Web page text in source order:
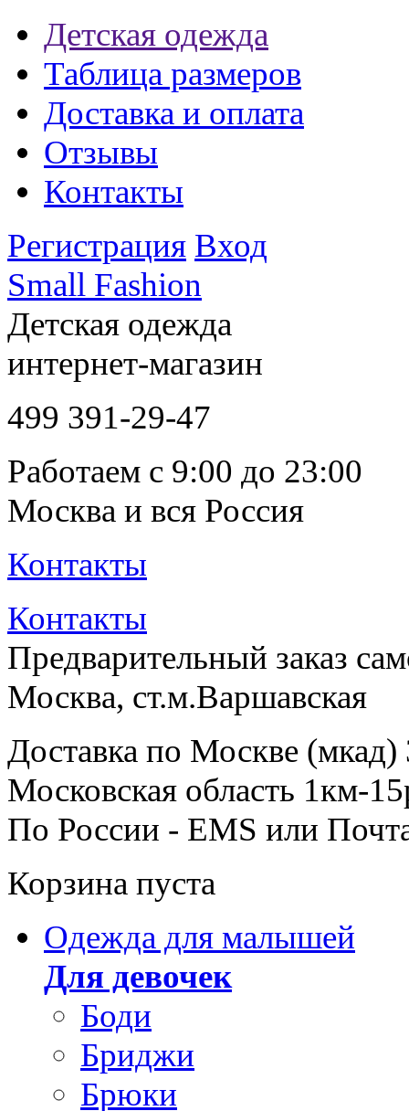
Детская одежда
Таблица размеров
Доставка и оплата
Отзывы
Контакты
Регистрация Вход
Small Fashion
Детская одежда
интернет-магазин
499 391-29-47
Работаем с 9:00 до 23:00
Москва и вся Россия
Контакты
Контакты
Предварительный заказ
Москва, ст.м.Варшавская
Доставка по Москве (мкад)
Московская область 1км-
По России - EMS или
Корзина пуста
Одежда для малышей
Для девочек
Боди
Бриджи
Брюки